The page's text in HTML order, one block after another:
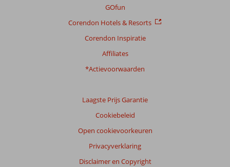
GOfun
Corendon Hotels & Resorts
Corendon Inspiratie
Affiliates
*Actievoorwaarden
Laagste Prijs Garantie
Cookiebeleid
Open cookievoorkeuren
Privacyverklaring
Disclaimer en Copyright